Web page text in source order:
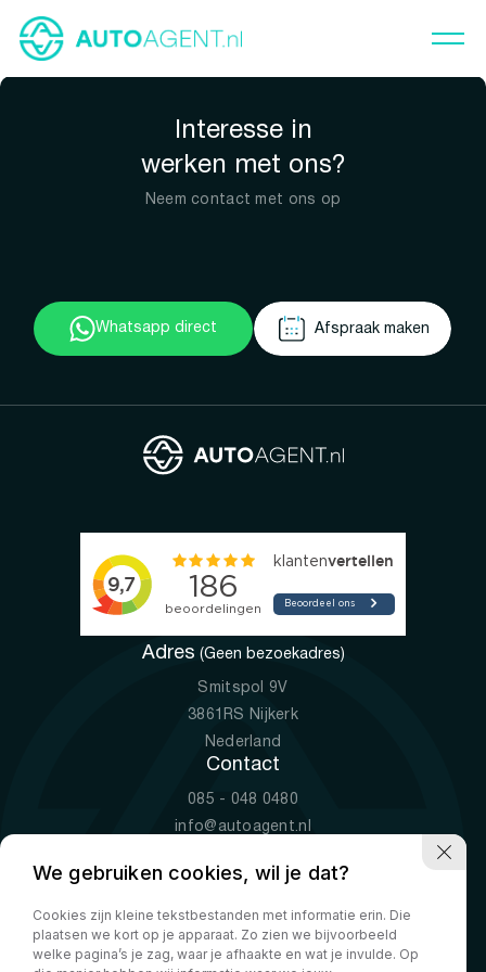
Interesse in
werken met ons?
Neem contact met ons op
Whatsapp direct Afspraak maken
Adres (Geen bezoekadres)
Smitspol 9V
3861RS Nijkerk
Nederland
Contact
085 - 048 0480
info@autoagent.nl
Openingstijden
Ma-Vr
09:00 - 19:00
Za
10:00 - 17:00
We gebruiken cookies, wil je dat?
Cookies zijn kleine tekstbestanden met informatie erin. Die
plaatsen we kort op je apparaat. Zo zien we bijvoorbeeld
welke pagina’s je zag, waar je afhaakte en wat je invulde. Op